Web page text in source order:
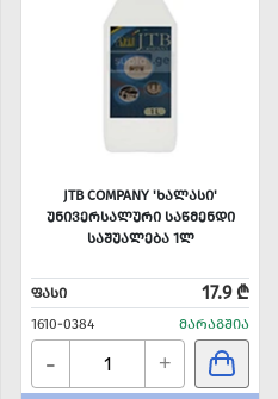
JTB COMPANY 'ᲮᲐᲚᲐᲡᲘ'
ᲣᲜᲘᲕᲔᲠᲡᲐᲚᲣᲠᲘ ᲡᲐᲬᲛᲔᲜᲓᲘ
ᲡᲐᲨᲣᲐᲚᲔᲑᲐ 1Ლ
ᲤᲐᲡᲘ 17.9 ₾
1610-0384 ᲛᲐᲠᲐᲒᲨᲘᲐ
- +